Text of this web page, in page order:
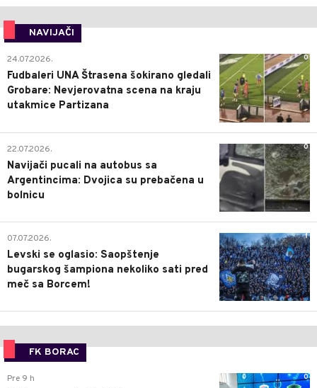
NAVIJAČI
0
24.07.2026.
Fudbaleri UNA Štrasena šokirano gledali
Grobare: Nevjerovatna scena na kraju
utakmice Partizana
0
22.07.2026.
Navijači pucali na autobus sa
Argentincima: Dvojica su prebačena u
bolnicu
1
07.07.2026.
Levski se oglasio: Saopštenje
bugarskog šampiona nekoliko sati pred
meč sa Borcem!
FK BORAC
0
Pre 9 h